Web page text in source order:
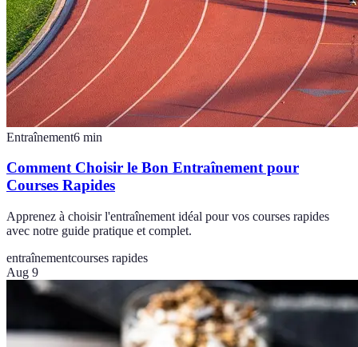
Entraînement6 min
Comment Choisir le Bon Entraînement pour
Courses Rapides
Apprenez à choisir l'entraînement idéal pour vos courses rapides
avec notre guide pratique et complet.
entraînementcourses rapides
Aug 9